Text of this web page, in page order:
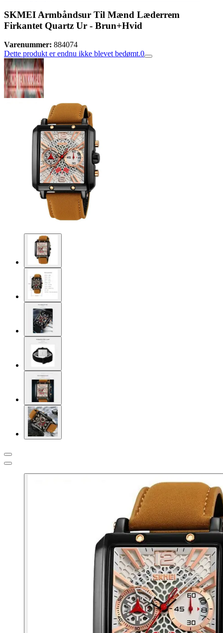
SKMEI Armbåndsur Til Mænd Læderrem
Firkantet Quartz Ur - Brun+Hvid
Varenummer: 884074
Dette produkt er endnu ikke blevet bedømt.0